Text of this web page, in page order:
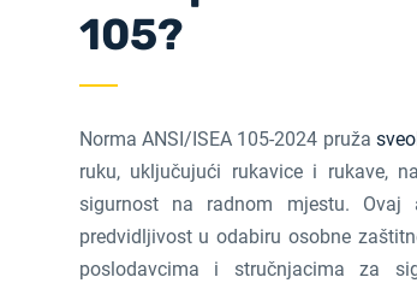
105?
Norma ANSI/ISEA 105-2024 pruža
ruku, uključujući rukavice i rukave,
sigurnost na radnom mjestu. Ovaj
predvidljivost u odabiru osobne
poslodavcima i stručnjacima za